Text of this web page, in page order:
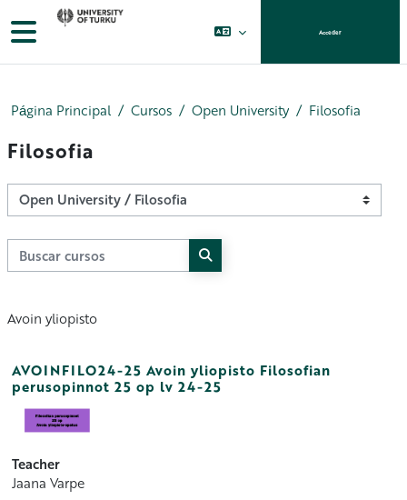
Salta al contenido principal
Panel lateral Acceder
Página Principal Cursos Open University Filosofia
Filosofia
Categorías
Buscar cursos
Buscar cursos
Avoin yliopisto
AVOINFILO24-25 Avoin yliopisto Filosofian
perusopinnot 25 op lv 24-25
Teacher
Jaana Varpe